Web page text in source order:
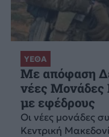
ΥΕΘΑ
Με απόφαση
νέες Μονάδες
με εφέδρους
Οι νέες μονάδες
Κεντρική